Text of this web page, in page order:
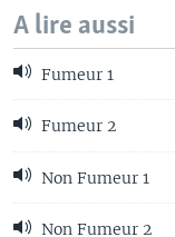
A lire aussi
Fumeur 1
Fumeur 2
Non Fumeur 1
Non Fumeur 2